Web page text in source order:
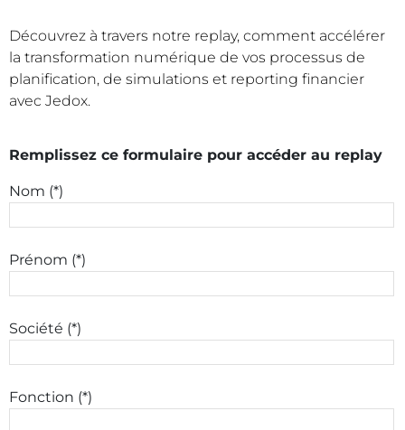
Découvrez à travers notre replay, comment accélérer
la transformation numérique de vos processus de
planification, de simulations et reporting financier
avec Jedox.
Remplissez ce formulaire pour accéder au replay
Nom (*)
Prénom (*)
Société (*)
Fonction (*)